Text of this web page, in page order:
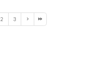
2 3